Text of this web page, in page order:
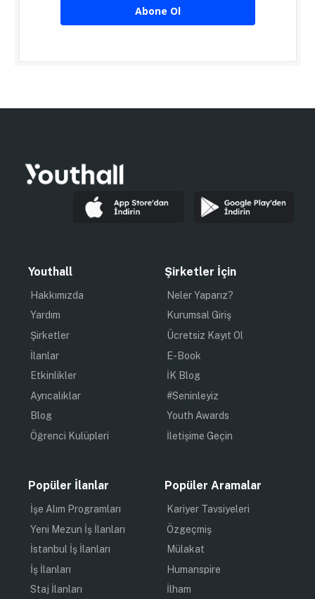
Abone Ol
Youthall
Hakkımızda
Yardım
Şirketler
İlanlar
Etkinlikler
Ayrıcalıklar
Blog
Öğrenci Kulüpleri
Şirketler İçin
Neler Yaparız?
Kurumsal Giriş
Ücretsiz Kayıt Ol
E-Book
İK Blog
#Seninleyiz
Youth Awards
İletişime Geçin
Popüler İlanlar
İşe Alım Programları
Yeni Mezun İş İlanları
İstanbul İş İlanları
İş İlanları
Staj İlanları
Popüler Aramalar
Kariyer Tavsiyeleri
Özgeçmiş
Mülakat
Humanspire
İlham